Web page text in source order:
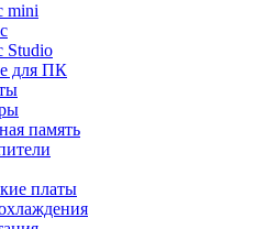
mini
Studio
для ПК
память
платы